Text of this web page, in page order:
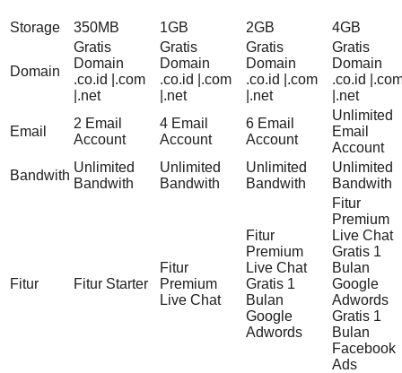
Storage 350MB 1GB 2GB 4GB
Domain
Gratis
Domain
.co.id |.com
|.net
Gratis
Domain
.co.id |.com
|.net
Gratis
Domain
.co.id |.com
|.net
Gratis
Domain
.co.id
|.net
Email
2 Email
Account
4 Email
Account
6 Email
Account
Unlimited
Email
Account
Bandwith
Unlimited
Bandwith
Unlimited
Bandwith
Unlimited
Bandwith
Unlimited
Bandwith
Fitur Fitur Starter
Fitur
Premium
Live Chat
Fitur
Premium
Live Chat
Gratis 1
Bulan
Google
Adwords
Fitur
Premium
Live Chat
Gratis 1
Bulan
Google
Adwords
Gratis 1
Bulan
Facebook
Ads